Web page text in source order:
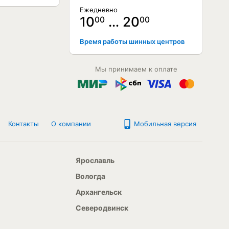
Ежедневно
1000 … 2000
Время работы шинных центров
Мы принимаем к оплате
Контакты О компании Мобильная версия
Ярославль
Вологда
Архангельск
Северодвинск